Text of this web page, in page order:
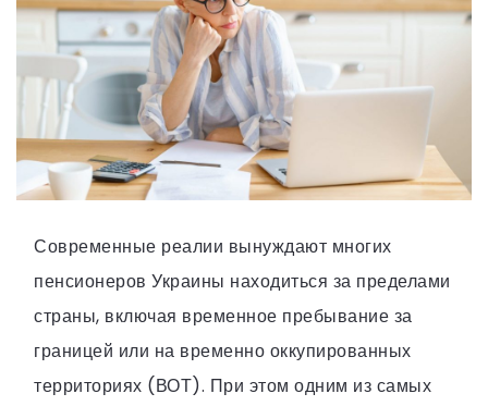
Современные реалии вынуждают многих
пенсионеров Украины находиться за пределами
страны, включая временное пребывание за
границей или на временно оккупированных
территориях (ВОТ). При этом одним из самых